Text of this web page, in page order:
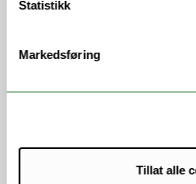
Statistikk
Markedsføring
Tillat alle